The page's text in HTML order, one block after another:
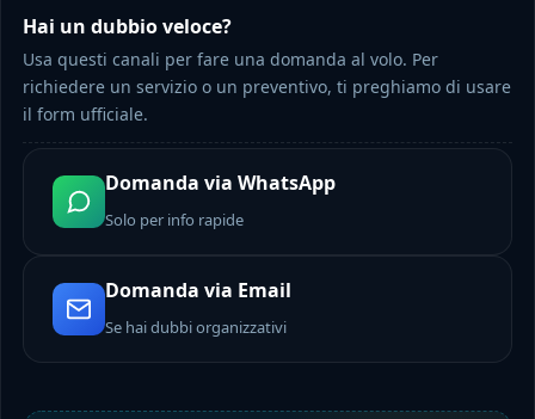
Hai un dubbio veloce?
Usa questi canali per fare una domanda al volo. Per
richiedere un servizio o un preventivo, ti preghiamo di usare
il form ufficiale.
Domanda via WhatsApp
Solo per info rapide
Domanda via Email
Se hai dubbi organizzativi